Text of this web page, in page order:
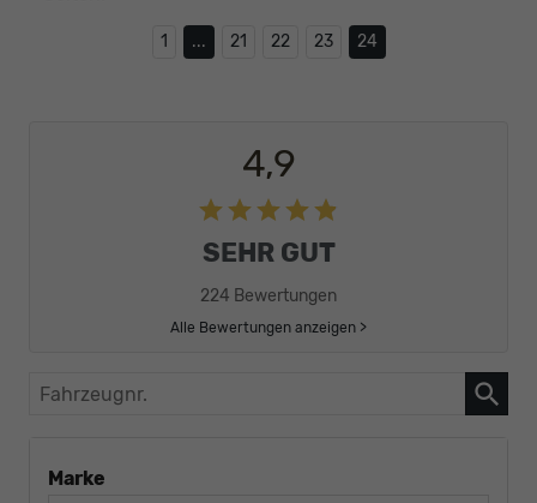
1 ... 21 22 23 24
4,9
SEHR GUT
224 Bewertungen
Alle Bewertungen anzeigen >
Fahrzeugnr.
Marke